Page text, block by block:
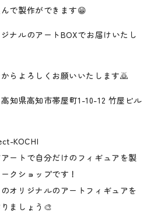
で製作ができます😁
ナルのアートBOXでお届けいたし
らよろしくお願いいたします🙇
知県高知市帯屋町1-10-12 竹屋ビル
KOCHI
ートで自分だけのフィギュアを製
クショップです！
オリジナルのアートフィギュアを
ましょう🎨